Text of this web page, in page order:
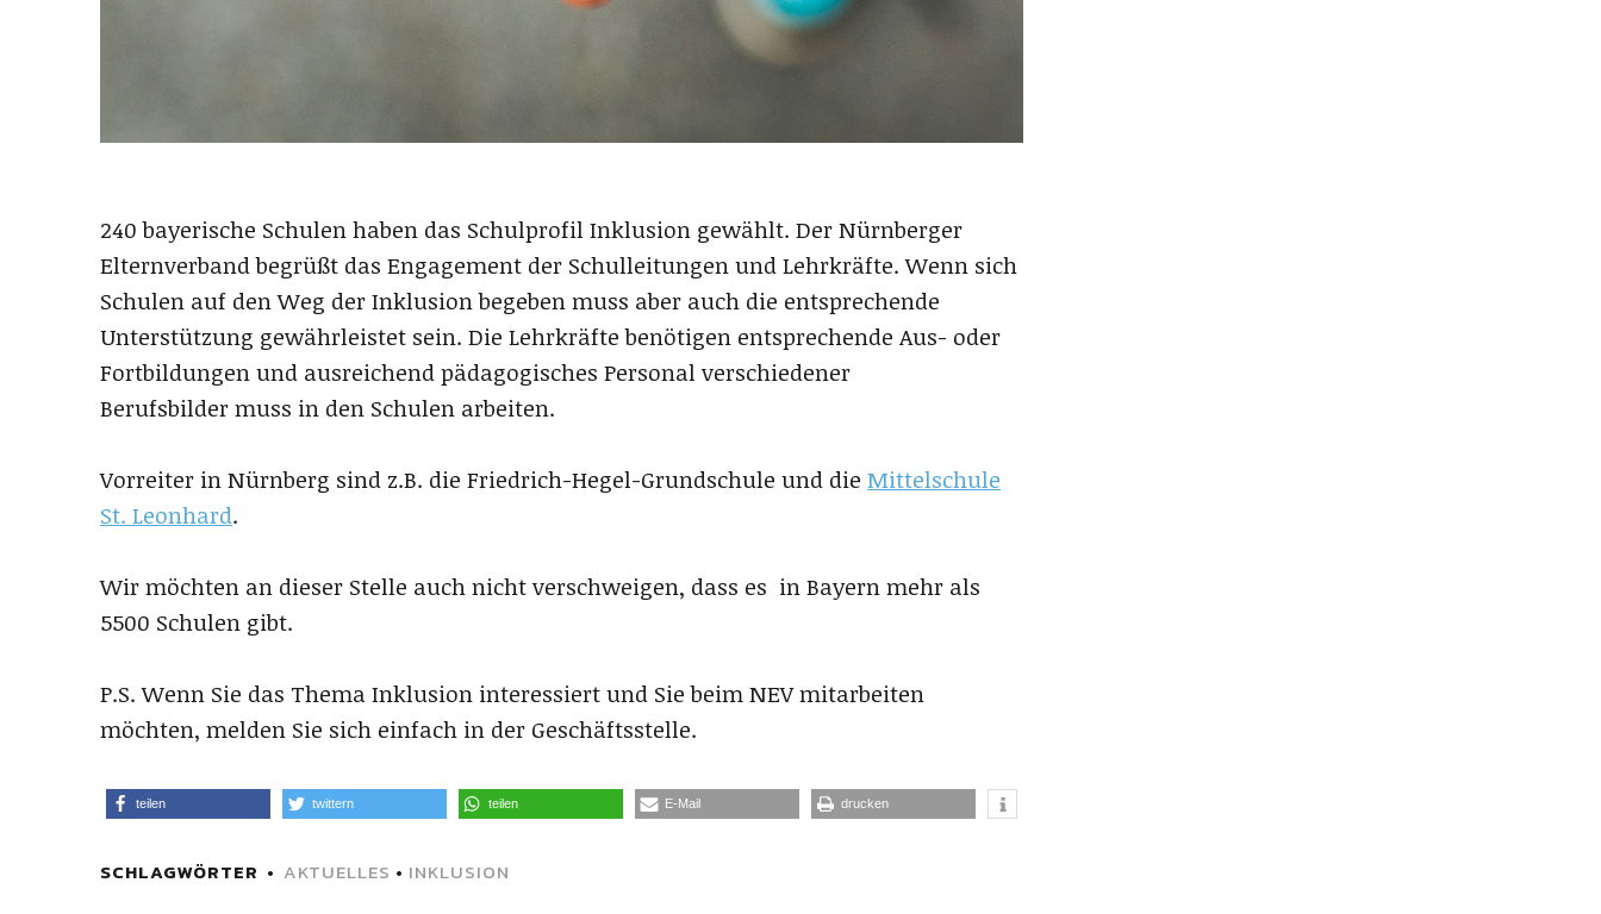
240 bayerische Schulen haben das Schulprofil Inklusion gewählt. Der Nürnberger
Elternverband begrüßt das Engagement der Schulleitungen und Lehrkräfte. Wenn sich
Schulen auf den Weg der Inklusion begeben muss aber auch die entsprechende
Unterstützung gewährleistet sein. Die Lehrkräfte benötigen entsprechende Aus- oder
Fortbildungen und ausreichend pädagogisches Personal verschiedener
Berufsbilder muss in den Schulen arbeiten.
Vorreiter in Nürnberg sind z.B. die Friedrich-Hegel-Grundschule und die Mittelschule
St. Leonhard.
Wir möchten an dieser Stelle auch nicht verschweigen, dass es in Bayern mehr als
5500 Schulen gibt.
P.S. Wenn Sie das Thema Inklusion interessiert und Sie beim NEV mitarbeiten
möchten, melden Sie sich einfach in der Geschäftsstelle.
teilen twittern teilen E-Mail drucken
SCHLAGWÖRTER AKTUELLES • INKLUSION